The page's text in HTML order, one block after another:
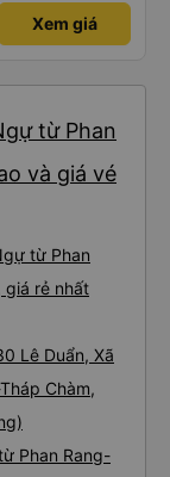
chăn mền thì hơi
động tốt, và có giấy
(bến xe Đà Nẵng,
Xem giá
từ Phan
và giá vé
từ Phan
giá rẻ nhất
Lê Duẩn, Xã
Chàm,
Phan Rang-